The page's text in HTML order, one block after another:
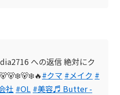
への返信 絶対にク
#クマ #メイク #
社 #OL #美容♬ Butter -